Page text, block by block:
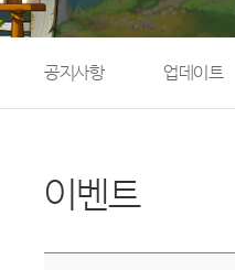
공지사항 업데이트
이벤트